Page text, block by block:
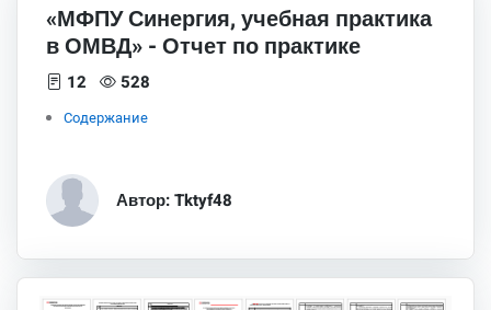
«МФПУ Синергия, учебная практика
в ОМВД» - Отчет по практике
12 528
Содержание
Автор: Tktyf48